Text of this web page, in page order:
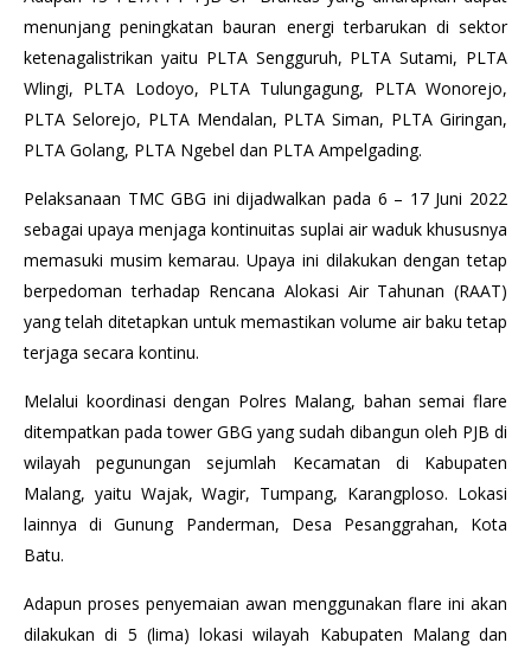
menunjang peningkatan bauran energi terbarukan di sektor
ketenagalistrikan yaitu PLTA Sengguruh, PLTA Sutami, PLTA
Wlingi, PLTA Lodoyo, PLTA Tulungagung, PLTA Wonorejo,
PLTA Selorejo, PLTA Mendalan, PLTA Siman, PLTA Giringan,
PLTA Golang, PLTA Ngebel dan PLTA Ampelgading.
Pelaksanaan TMC GBG ini dijadwalkan pada 6 – 17 Juni 2022
sebagai upaya menjaga kontinuitas suplai air waduk khususnya
memasuki musim kemarau. Upaya ini dilakukan dengan tetap
berpedoman terhadap Rencana Alokasi Air Tahunan (RAAT)
yang telah ditetapkan untuk memastikan volume air baku tetap
terjaga secara kontinu.
Melalui koordinasi dengan Polres Malang, bahan semai flare
ditempatkan pada tower GBG yang sudah dibangun oleh PJB di
wilayah pegunungan sejumlah Kecamatan di Kabupaten
Malang, yaitu Wajak, Wagir, Tumpang, Karangploso. Lokasi
lainnya di Gunung Panderman, Desa Pesanggrahan, Kota
Batu.
Adapun proses penyemaian awan menggunakan flare ini akan
dilakukan di 5 (lima) lokasi wilayah Kabupaten Malang dan